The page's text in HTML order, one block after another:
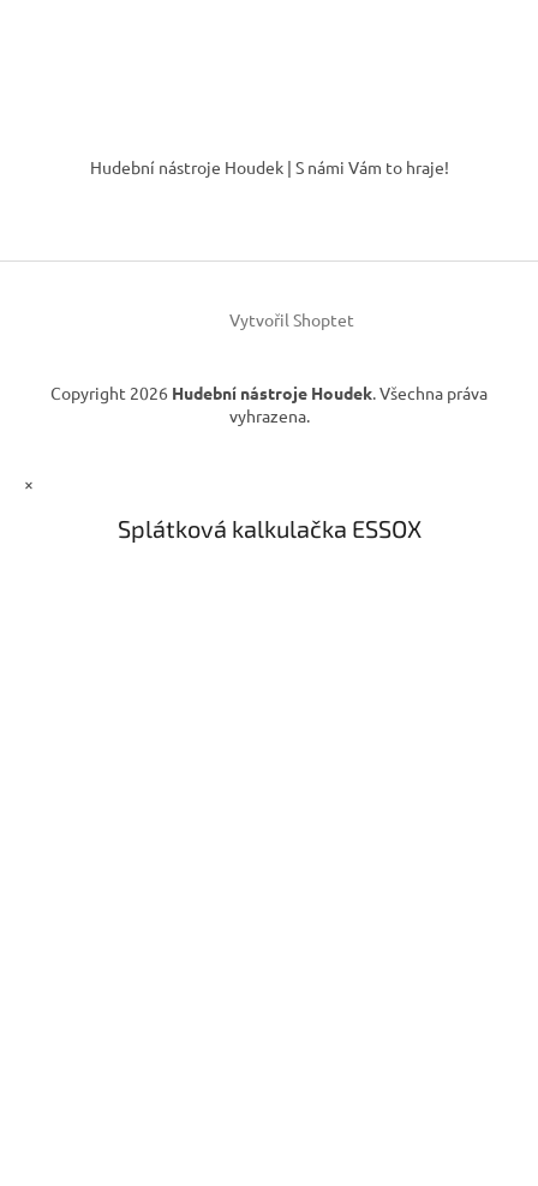
í
Hudební nástroje Houdek | S námi Vám to hraje!
Vytvořil Shoptet
Copyright 2026 Hudební nástroje Houdek. Všechna práva
vyhrazena.
×
Splátková kalkulačka ESSOX